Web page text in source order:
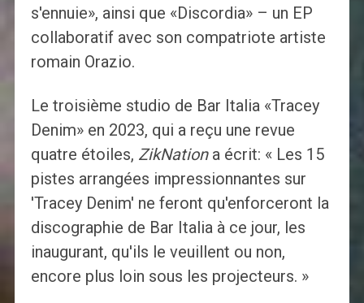
s'ennuie», ainsi que «Discordia» – un EP
collaboratif avec son compatriote artiste
romain Orazio.
Le troisième studio de Bar Italia «Tracey
Denim» en 2023, qui a reçu une revue
quatre étoiles, ZikNationa écrit: « Les 15
pistes arrangées impressionnantes sur
'Tracey Denim' ne feront qu'enforceront la
discographie de Bar Italia à ce jour, les
inaugurant, qu'ils le veuillent ou non,
encore plus loin sous les projecteurs. »